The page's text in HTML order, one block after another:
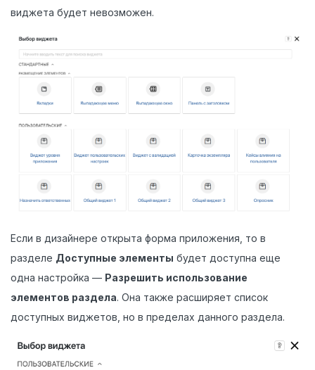
виджета будет невозможен.
Если в дизайнере открыта форма приложения, то в
разделе Доступные элементы будет доступна еще
одна настройка — Разрешить использование
элементов раздела. Она также расширяет список
доступных виджетов, но в пределах данного раздела.